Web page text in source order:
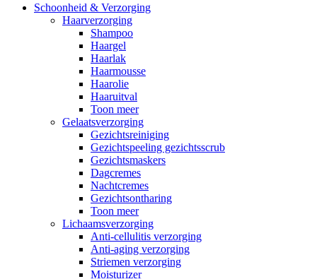
Schoonheid & Verzorging
Haarverzorging
Shampoo
Haargel
Haarlak
Haarmousse
Haarolie
Haaruitval
Toon meer
Gelaatsverzorging
Gezichtsreiniging
Gezichtspeeling gezichtsscrub
Gezichtsmaskers
Dagcremes
Nachtcremes
Gezichtsontharing
Toon meer
Lichaamsverzorging
Anti-cellulitis verzorging
Anti-aging verzorging
Striemen verzorging
Moisturizer